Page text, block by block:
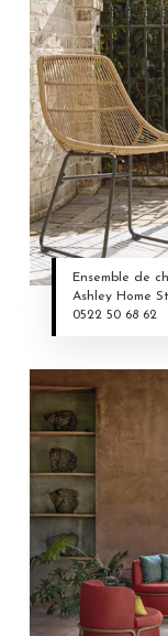
Ensemble de
Ashley Home
0522 50 68 62